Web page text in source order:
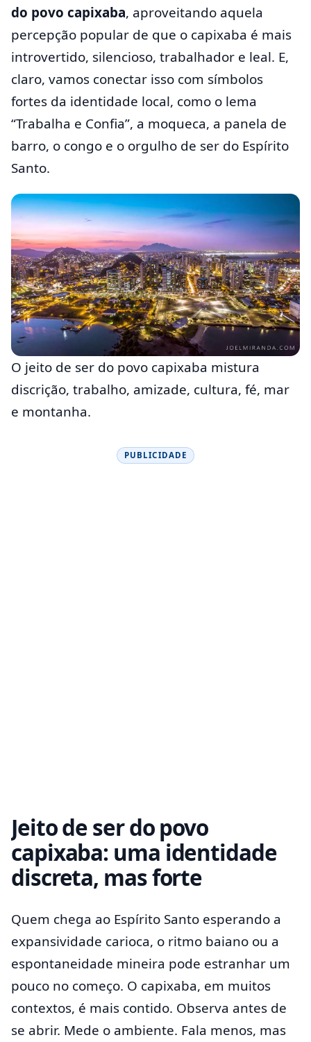
do povo capixaba, aproveitando aquela
percepção popular de que o capixaba é mais
introvertido, silencioso, trabalhador e leal. E,
claro, vamos conectar isso com símbolos
fortes da identidade local, como o lema
“Trabalha e Confia”, a moqueca, a panela de
barro, o congo e o orgulho de ser do Espírito
Santo.
O jeito de ser do povo capixaba mistura
discrição, trabalho, amizade, cultura, fé, mar
e montanha.
PUBLICIDADE
Jeito de ser do povo
capixaba: uma identidade
discreta, mas forte
Quem chega ao Espírito Santo esperando a
expansividade carioca, o ritmo baiano ou a
espontaneidade mineira pode estranhar um
pouco no começo. O capixaba, em muitos
contextos, é mais contido. Observa antes de
se abrir. Mede o ambiente. Fala menos, mas